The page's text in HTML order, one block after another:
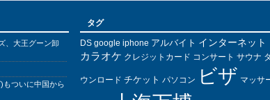
、大王グーン卸
もついに中国から
タグ
DS google iphone アルバイト インターネット
カラオケ クレジットカード コンサート サウナ
ウンロード チケット パソコン ビザ マッサ